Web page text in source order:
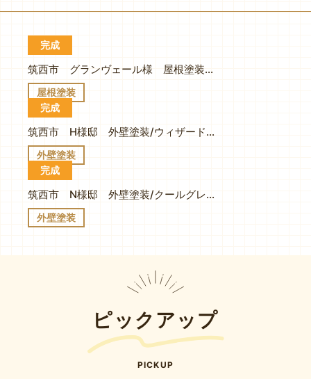
完成
筑西市 グランヴェール様 屋根塗装/トゥルーブラック、軒天塗装、シーリング工事
屋根塗装
完成
筑西市 H様邸 外壁塗装/ウィザードコッパー×バーチグレー
外壁塗装
完成
筑西市 N様邸 外壁塗装/クールグレイ、板金工事
外壁塗装
ピックアップ
PICKUP